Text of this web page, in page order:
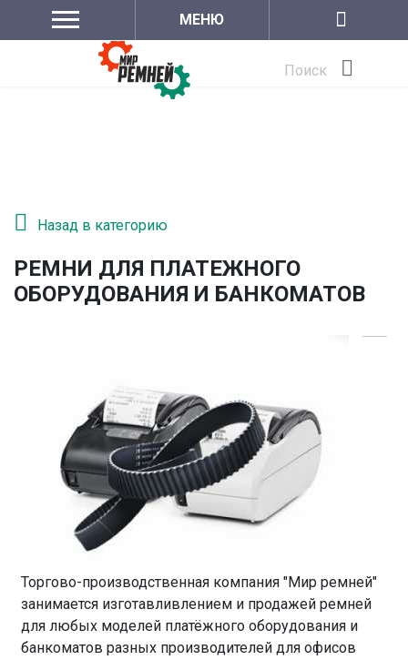
МЕНЮ
Поиск
Назад в категорию
РЕМНИ ДЛЯ ПЛАТЕЖНОГО
ОБОРУДОВАНИЯ И БАНКОМАТОВ
Торгово-производственная компания "Мир ремней"
занимается изготавливлением и продажей ремней
для любых моделей платёжного оборудования и
банкоматов разных производителей для офисов